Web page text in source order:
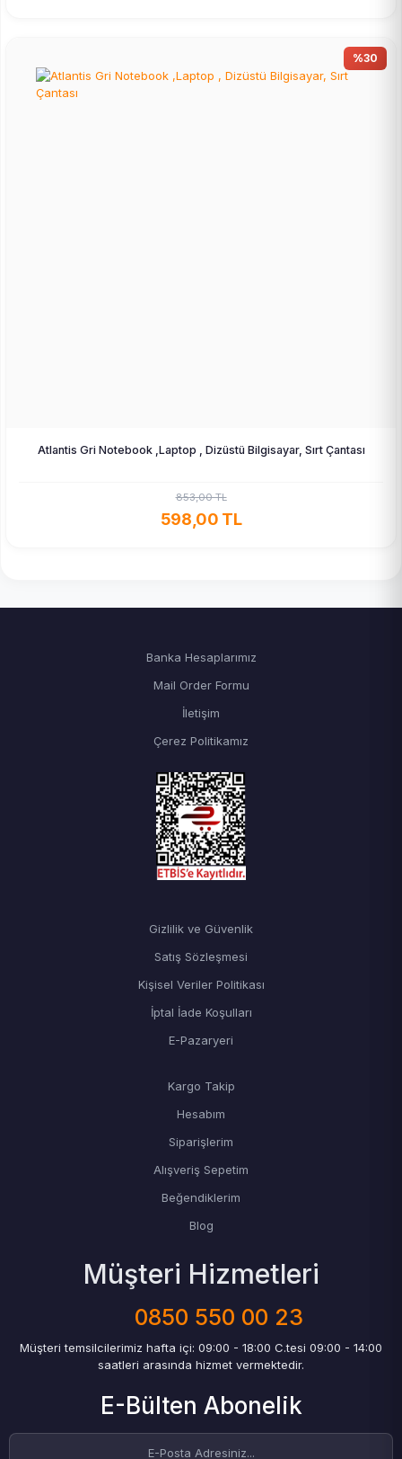
%30
Atlantis Gri Notebook ,Laptop , Dizüstü Bilgisayar, Sırt Çantası
853,00 TL
598,00 TL
Banka Hesaplarımız
Mail Order Formu
İletişim
Çerez Politikamız
Gizlilik ve Güvenlik
Satış Sözleşmesi
Kişisel Veriler Politikası
İptal İade Koşulları
E-Pazaryeri
Kargo Takip
Hesabım
Siparişlerim
Alışveriş Sepetim
Beğendiklerim
Blog
Müşteri Hizmetleri
0850 550 00 23
Müşteri temsilcilerimiz hafta içi: 09:00 - 18:00 C.tesi 09:00 - 14:00
saatleri arasında hizmet vermektedir.
E-Bülten Abonelik